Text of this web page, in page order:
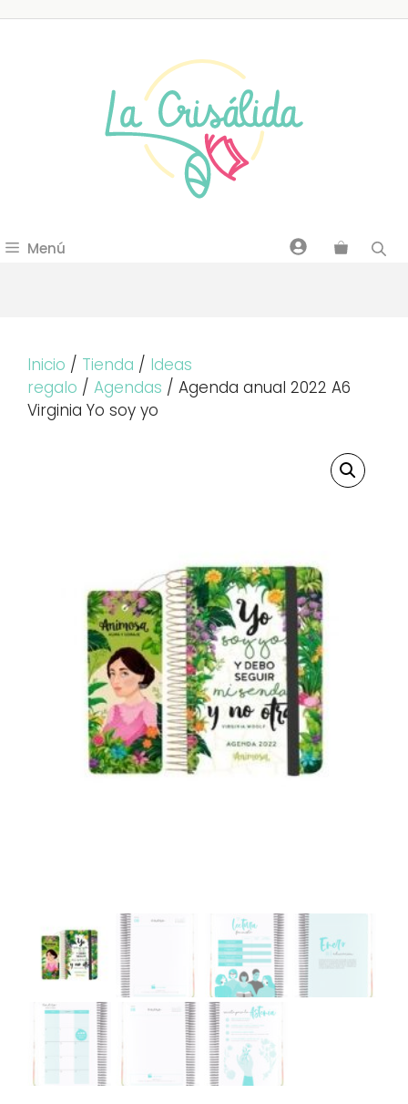
Menú
Inicio / Tienda / Ideas
regalo / Agendas / Agenda anual 2022 A6
Virginia Yo soy yo